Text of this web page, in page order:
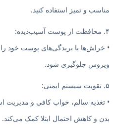
مناسب و تمیز استفاده کنید.
۴. محافظت از پوست آسیب‌دیده:
• خراش‌ها یا بریدگی‌های پوست خود
ویروس جلوگیری شود.
۵. تقویت سیستم ایمنی:
• تغذیه سالم، خواب کافی و مدیریت
بدن و کاهش احتمال ابتلا کمک می‌کند.